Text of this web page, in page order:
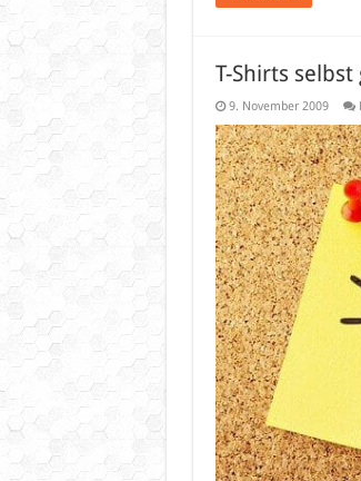
T-Shirts
9. November 2009